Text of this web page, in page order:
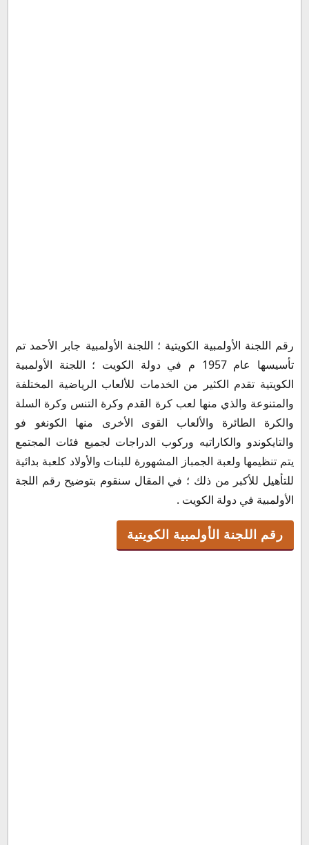
اللجنة الأولمبية الخط الساخن
التواصل عبر رقم الواتساب
مواعيد عمل اللجنة الأولمبية الكويتية
شكاوى اللجنة الأولمبية الكويتية
عنوان اللجنة الأولمبية بالكويت
رقم اللجنة الأولمبية الكويتية ؛ اللجنة الأولمبية جابر الأحمد تم
تأسيسها عام 1957 م في دولة الكويت ؛ اللجنة الأولمبية
الكويتية تقدم الكثير من الخدمات للألعاب الرياضية المختلفة
والمتنوعة والذي منها لعب كرة القدم وكرة التنس وكرة السلة
والكرة الطائرة والألعاب القوى الأخرى منها الكونغو فو
والتايكوندو والكاراتيه وركوب الدراجات لجميع فئات المجتمع
يتم تنظيمها ولعبة الجمباز المشهورة للبنات والأولاد كلعبة بدائية
للتأهيل للأكبر من ذلك ؛ في المقال سنقوم بتوضيح رقم اللجة
الأولمبية في دولة الكويت .
رقم اللجنة الأولمبية الكويتية